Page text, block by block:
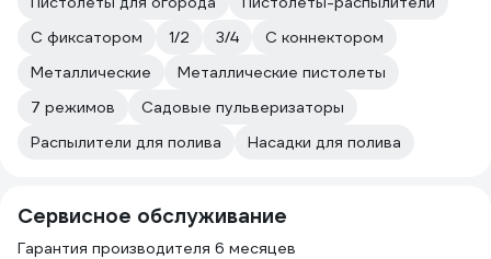
С фиксатором
1/2 3/4
С коннектором
Металлические
Металлические пистолеты
7 режимов
Садовые пульверизаторы
Распылители для полива
Насадки для полива
Сервисное обслуживание
Гарантия производителя 6 месяцев